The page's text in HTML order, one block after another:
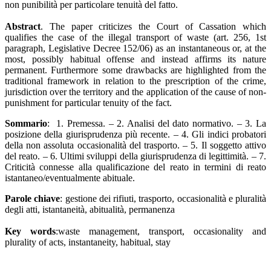
non punibilità per particolare tenuità del fatto.
Abstract. The paper criticizes the Court of Cassation which
qualifies the case of the illegal transport of waste (art. 256, 1st
paragraph, Legislative Decree 152/06) as an instantaneous or, at the
most, possibly habitual offense and instead affirms its nature
permanent. Furthermore some drawbacks are highlighted from the
traditional framework in relation to the prescription of the crime,
jurisdiction over the territory and the application of the cause of non-
punishment for particular tenuity of the fact.
Sommario: 1. Premessa. – 2. Analisi del dato normativo. – 3. La
posizione della giurisprudenza più recente. – 4. Gli indici probatori
della non assoluta occasionalità del trasporto. – 5. Il soggetto attivo
del reato. – 6. Ultimi sviluppi della giurisprudenza di legittimità. – 7.
Criticità connesse alla qualificazione del reato in termini di reato
istantaneo/eventualmente abituale.
Parole chiave: gestione dei rifiuti, trasporto, occasionalità e pluralità
degli atti, istantaneità, abitualità, permanenza
Key words:waste management, transport, occasionality and
plurality of acts, instantaneity, habitual, stay